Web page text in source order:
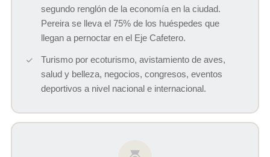
segundo renglón de la economía en la ciudad.
Pereira se lleva el 75% de los huéspedes que
llegan a pernoctar en el Eje Cafetero.
Turismo por ecoturismo, avistamiento de aves,
salud y belleza, negocios, congresos, eventos
deportivos a nivel nacional e internacional.